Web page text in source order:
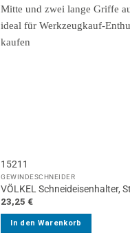
15211
GEWINDESCHNEIDER
VÖLKEL Schneideisenhalter,
23,25€
In den Warenkorb